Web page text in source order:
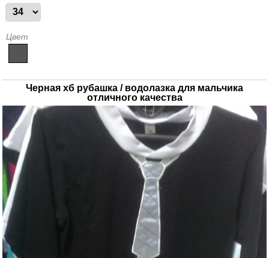
Цвет
Черная хб рубашка / водолазка для мальчика
отличного качества